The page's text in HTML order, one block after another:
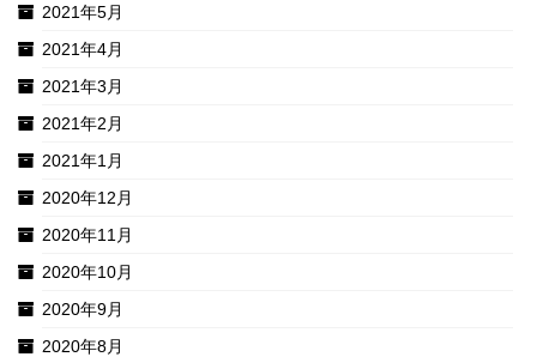
2021年5月
2021年4月
2021年3月
2021年2月
2021年1月
2020年12月
2020年11月
2020年10月
2020年9月
2020年8月